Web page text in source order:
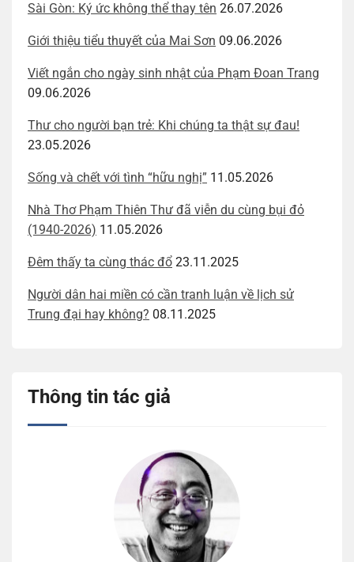
Sài Gòn: Ký ức không thể thay tên 26.07.2026
Giới thiệu tiểu thuyết của Mai Sơn 09.06.2026
Viết ngắn cho ngày sinh nhật của Phạm Đoan Trang
09.06.2026
Thư cho người bạn trẻ: Khi chúng ta thật sự đau!
23.05.2026
Sống và chết với tình “hữu nghị” 11.05.2026
Nhà Thơ Phạm Thiên Thư đã viễn du cùng bụi đỏ
(1940-2026) 11.05.2026
Đêm thấy ta cùng thác đổ 23.11.2025
Người dân hai miền có cần tranh luận về lịch sử
Trung đại hay không? 08.11.2025
Thông tin tác giả